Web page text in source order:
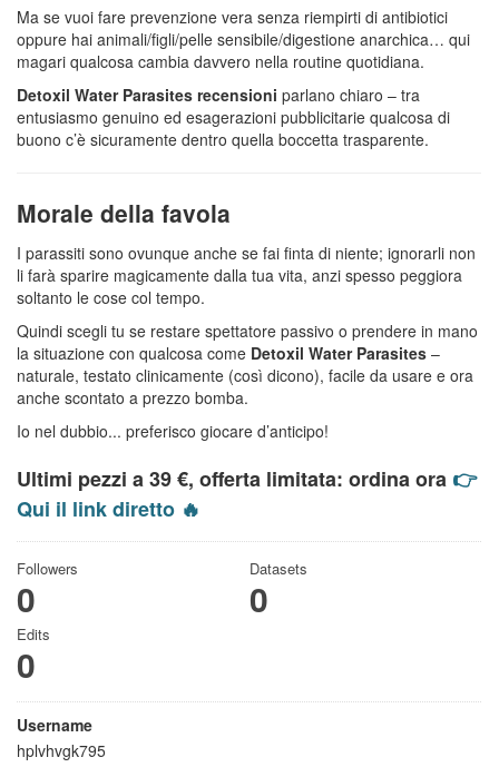
Ma se vuoi fare prevenzione vera senza riempirti di antibiotici
oppure hai animali/figli/pelle sensibile/digestione anarchica… qui
magari qualcosa cambia davvero nella routine quotidiana.
Detoxil Water Parasites recensioni parlano chiaro – tra
entusiasmo genuino ed esagerazioni pubblicitarie qualcosa di
buono c’è sicuramente dentro quella boccetta trasparente.
Morale della favola
I parassiti sono ovunque anche se fai finta di niente; ignorarli non
li farà sparire magicamente dalla tua vita, anzi spesso peggiora
soltanto le cose col tempo.
Quindi scegli tu se restare spettatore passivo o prendere in mano
la situazione con qualcosa come Detoxil Water Parasites –
naturale, testato clinicamente (così dicono), facile da usare e ora
anche scontato a prezzo bomba.
Io nel dubbio... preferisco giocare d’anticipo!
Ultimi pezzi a 39 €, offerta limitata: ordina ora 👉
Qui il link diretto 🔥
Followers
0
Datasets
0
Edits
0
Username
hplvhvgk795